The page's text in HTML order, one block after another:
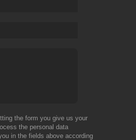
the form you give us your
the personal data
in the fields above according